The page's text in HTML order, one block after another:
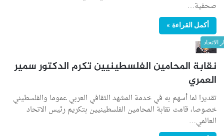
صحفية…
أكمل القراءة »
الاتحاد
نقابة المحامين الفلسطينيين تكرم الدكتور سمير
العمري
تقديرا لما أسهم به في خدمة المشهد الثقافي العربي عموما والفلسطيني
خصوصا، قامت نقابة المحامين الفلسطينيين بتكريم رئيس الاتحاد
العالمي…